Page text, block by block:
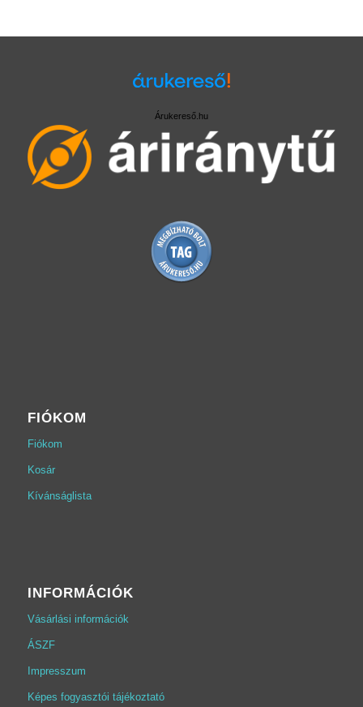
Árukereső.hu
FIÓKOM
Fiókom
Kosár
Kívánságlista
INFORMÁCIÓK
Vásárlási információk
ÁSZF
Impresszum
Képes fogyasztói tájékoztató